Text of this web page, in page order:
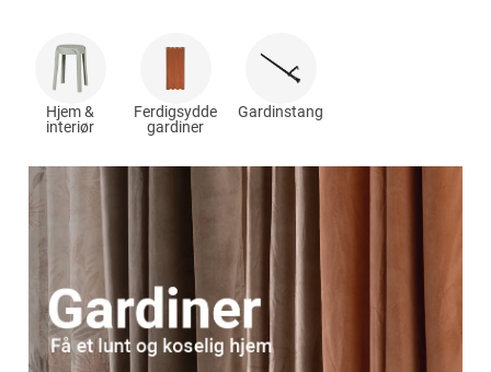
Hjem &
interiør
Ferdigsydde
gardiner
Gardinstang